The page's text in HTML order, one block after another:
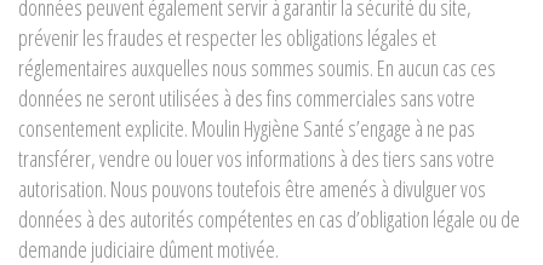
données peuvent également servir à garantir la sécurité du site,
prévenir les fraudes et respecter les obligations légales et
réglementaires auxquelles nous sommes soumis. En aucun cas ces
données ne seront utilisées à des fins commerciales sans votre
consentement explicite. Moulin Hygiène Santé s’engage à ne pas
transférer, vendre ou louer vos informations à des tiers sans votre
autorisation. Nous pouvons toutefois être amenés à divulguer vos
données à des autorités compétentes en cas d’obligation légale ou de
demande judiciaire dûment motivée.